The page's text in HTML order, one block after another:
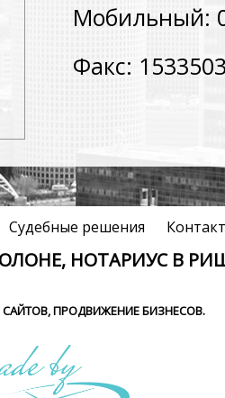
Мобильный:
Факс:
Судебные решения
НОТАРИУС В
САЙТОВ, ПРОДВИЖЕНИЕ БИЗНЕСОВ.